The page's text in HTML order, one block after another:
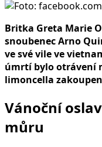
Britka Greta Marie
snoubenec Arno
ve své vile ve
úmrtí bylo otrávení
limoncella
Vánoční
můru